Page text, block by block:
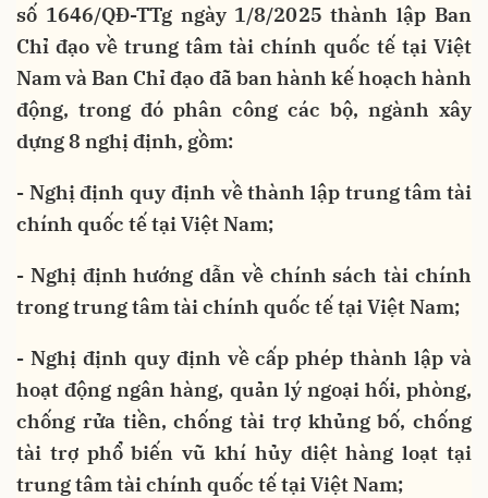
số 1646/QĐ-TTg ngày 1/8/2025 thành lập Ban
Chỉ đạo về trung tâm tài chính quốc tế tại Việt
Nam và Ban Chỉ đạo đã ban hành kế hoạch hành
động, trong đó phân công các bộ, ngành xây
dựng 8 nghị định, gồm:
- Nghị định quy định về thành lập trung tâm tài
chính quốc tế tại Việt Nam;
- Nghị định hướng dẫn về chính sách tài chính
trong trung tâm tài chính quốc tế tại Việt Nam;
- Nghị định quy định về cấp phép thành lập và
hoạt động ngân hàng, quản lý ngoại hối, phòng,
chống rửa tiền, chống tài trợ khủng bố, chống
tài trợ phổ biến vũ khí hủy diệt hàng loạt tại
trung tâm tài chính quốc tế tại Việt Nam;